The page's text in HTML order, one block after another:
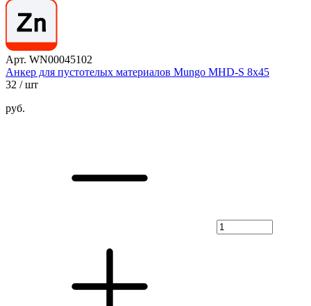
Арт. WN00045102
Анкер для пустотелых материалов Mungo MHD-S 8х45
32 / шт
руб.